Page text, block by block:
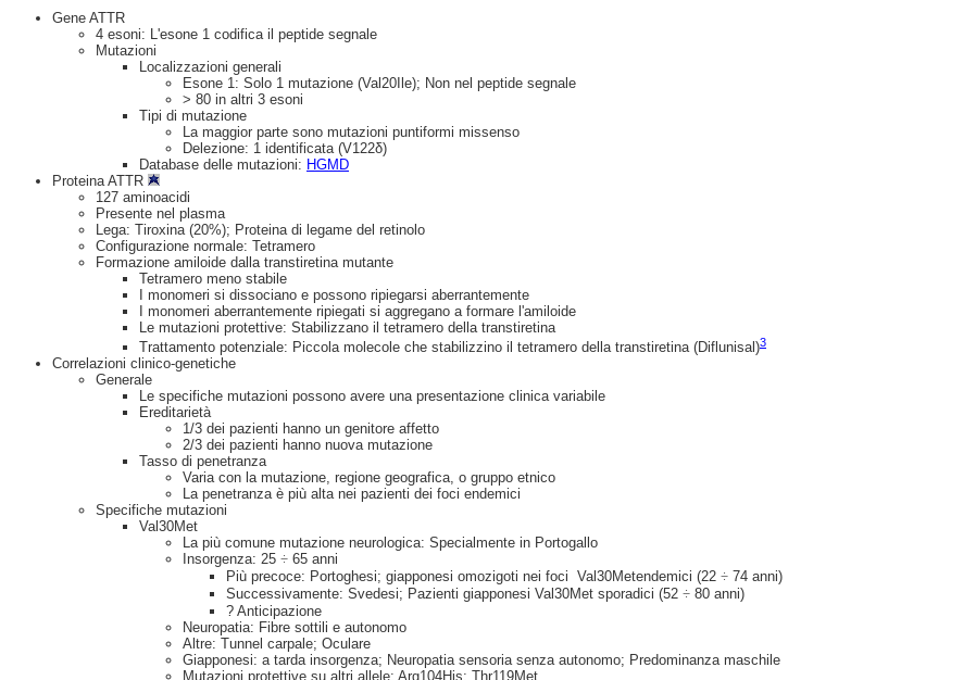
Gene ATTR
4 esoni: L'esone 1 codifica il peptide segnale
Mutazioni
Localizzazioni generali
Esone 1: Solo 1 mutazione (Val20Ile); Non nel peptide segnale
> 80 in altri 3 esoni
Tipi di mutazione
La maggior parte sono mutazioni puntiformi missenso
Delezione: 1 identificata (V122δ)
Database delle mutazioni: HGMD
Proteina ATTR
127 aminoacidi
Presente nel plasma
Lega: Tiroxina (20%); Proteina di legame del retinolo
Configurazione normale: Tetramero
Formazione amiloide dalla transtiretina mutante
Tetramero meno stabile
I monomeri si dissociano e possono ripiegarsi aberrantemente
I monomeri aberrantemente ripiegati si aggregano a formare l'amiloide
Le mutazioni protettive: Stabilizzano il tetramero della transtiretina
Trattamento potenziale: Piccola molecole che stabilizzino il tetramero della transtiretina (Diflunisal)3
Correlazioni clinico-genetiche
Generale
Le specifiche mutazioni possono avere una presentazione clinica variabile
Ereditarietà
1/3 dei pazienti hanno un genitore affetto
2/3 dei pazienti hanno nuova mutazione
Tasso di penetranza
Varia con la mutazione, regione geografica, o gruppo etnico
La penetranza è più alta nei pazienti dei foci endemici
Specifiche mutazioni
Val30Met
La più comune mutazione neurologica: Specialmente in Portogallo
Insorgenza: 25 ÷ 65 anni
Più precoce: Portoghesi; giapponesi omozigoti nei foci Val30Metendemici (22 ÷ 74 anni)
Successivamente: Svedesi; Pazienti giapponesi Val30Met sporadici (52 ÷ 80 anni)
? Anticipazione
Neuropatia: Fibre sottili e autonomo
Altre: Tunnel carpale; Oculare
Giapponesi: a tarda insorgenza; Neuropatia sensoria senza autonomo; Predominanza maschile
Mutazioni protettive su altri allele: Arg104His; Thr119Met